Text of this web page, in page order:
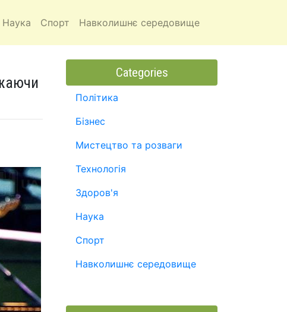
Наука Спорт Навколишнє середовище
Categories
Політика
Бізнес
Мистецтво та розваги
Технологія
Здоров'я
Наука
Спорт
Навколишнє середовище